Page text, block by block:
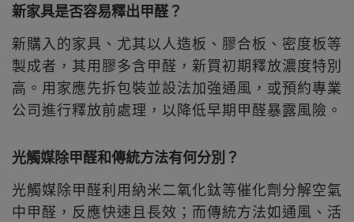
新家具是否容易釋出甲醛？
新購入的家具、尤其以人造板、膠合板、密度板等
製成者，其用膠多含甲醛，新買初期釋放濃度特別
高。用家應先拆包裝並設法加強通風，或預約專業
公司進行釋放前處理，以降低早期甲醛暴露風險。
光觸媒除甲醛和傳統方法有何分別？
光觸媒除甲醛利用納米二氧化鈦等催化劑分解空氣
中甲醛，反應快速且長效；而傳統方法如通風、活